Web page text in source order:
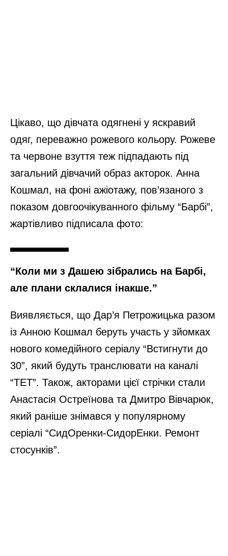
Цікаво, що дівчата одягнені у яскравий
одяг, переважно рожевого кольору. Рожеве
та червоне взуття теж підпадають під
загальний дівчачий образ акторок. Анна
Кошмал, на фоні ажіотажу, пов’язаного з
показом довгоочікуванного фільму “Барбі”,
жартівливо підписала фото:
“Коли ми з Дашею зібрались на Барбі,
але плани склалися інакше.”
Виявляється, що Дар’я Петрожицька разом
із Анною Кошмал беруть участь у зйомках
нового комедійного серіалу “Встигнути до
30”, який будуть транслювати на каналі
“ТЕТ”. Також, акторами цієї стрічки стали
Анастасія Остреїнова та Дмитро Вівчарюк,
який раніше знімався у популярному
серіалі “СидОренки-СидорЕнки. Ремонт
стосунків”.